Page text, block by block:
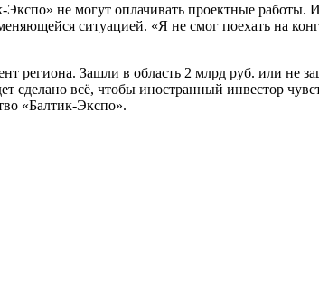
не могут оплачивать проектные работы.
ситуацией. «Я не смог поехать на
региона. Зашли в область 2 млрд руб. или не
сделано всё, чтобы иностранный инвестор
«Балтик-Экспо».